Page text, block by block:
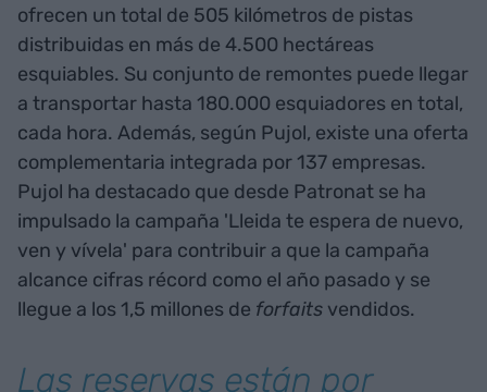
ofrecen un total de 505 kilómetros de pistas
distribuidas en más de 4.500 hectáreas
esquiables. Su conjunto de remontes puede llegar
a transportar hasta 180.000 esquiadores en total,
cada hora. Además, según Pujol, existe una oferta
complementaria integrada por 137 empresas.
Pujol ha destacado que desde Patronat se ha
impulsado la campaña 'Lleida te espera de nuevo,
ven y vívela' para contribuir a que la campaña
alcance cifras récord como el año pasado y se
llegue a los 1,5 millones de forfaits vendidos.
Las reservas están por